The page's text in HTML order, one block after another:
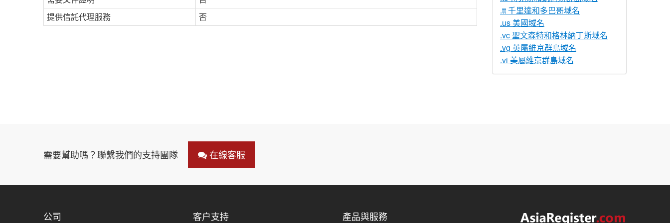
提供信託代理服務
否
.tt 千里達和多巴哥域名
.us 美國域名
.vc 聖文森特和格林納丁斯域名
.vg 英屬維京群島域名
.vi 美屬維京群島域名
需要幫助嗎？聯繫我們的支持團隊 在線客服
公司 客户支持 產品與服務